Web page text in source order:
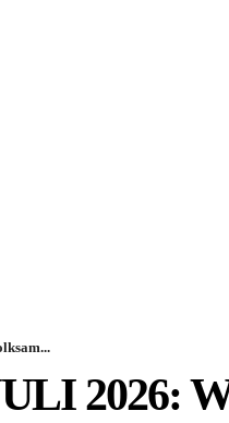
2026: